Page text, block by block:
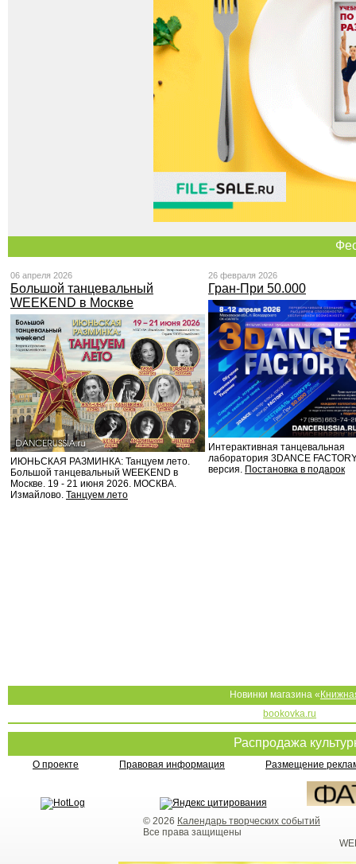
06 апреля 2026
Большой танцевальный
WEEKEND в Москве
ИЮНЬСКАЯ РАЗМИНКА: Танцуем лето.
Большой танцевальный WEEKEND в
Москве. 19 - 21 июня 2026. МОСКВА.
Измайлово. Танцуем лето
26 февраля 2026
Гран-При 50.000
Интерактивная танцевальная
лаборатория 3DANCE
версия. Постановка в подарок
Новинки магазина «
bookovka.ru
Распродажа
О проекте Правовая информация Размещение
© 2026 Календарь творческих событий
Все права защищены